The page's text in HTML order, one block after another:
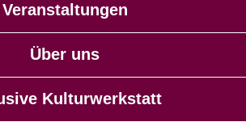
Veranstaltungen
Über uns
Kulturwerkstatt